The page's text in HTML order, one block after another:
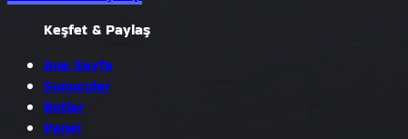
Keşfet & Paylaş
Ana Sayfa
Sunucular
Botlar
Panel